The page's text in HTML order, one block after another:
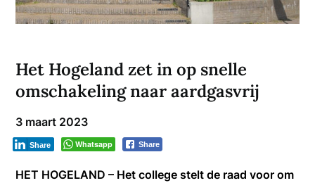
Het Hogeland zet in op snelle
omschakeling naar aardgasvrij
3 maart 2023
Whatsapp Share
Share
HET HOGELAND – Het college stelt de raad voor om